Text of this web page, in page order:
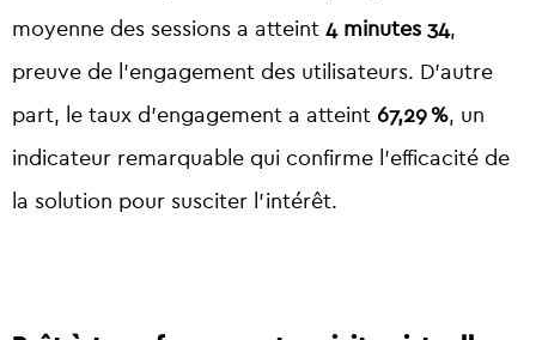
moyenne des sessions a atteint 4 minutes 34,
preuve de l’engagement des utilisateurs. D’autre
part, le taux d’engagement a atteint 67,29 %, un
indicateur remarquable qui confirme l’efficacité de
la solution pour susciter l’intérêt.